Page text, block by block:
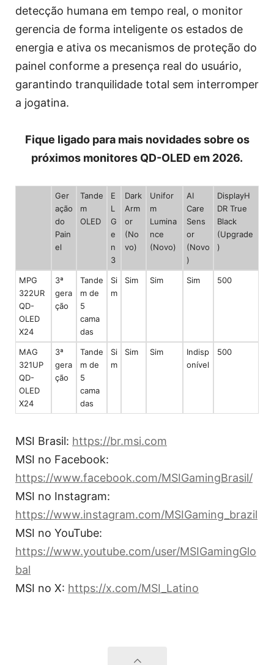
detecção humana em tempo real, o monitor
gerencia de forma inteligente os estados de
energia e ativa os mecanismos de proteção do
painel conforme a presença real do usuário,
garantindo tranquilidade total sem interromper
a jogatina.
Fique ligado para mais novidades sobre os
próximos monitores QD-OLED em 2026.
Ger
ação
do
Pain
el
Tande
m
OLED
E
L
G
e
n
3
Dark
Arm
or
(No
vo)
Unifor
m
Lumina
nce
(Novo)
AI
Care
Sens
or
(Novo
)
DisplayH
DR True
Black
(Upgrade
)
MPG
322UR
QD-
OLED
X24
3ª
gera
ção
Tande
m de
5
cama
das
Si
m
Sim Sim Sim 500
MAG
321UP
QD-
OLED
X24
3ª
gera
ção
Tande
m de
5
cama
das
Si
m
Sim Sim
Indisp
onível
500
MSI Brasil: https://br.msi.com
MSI no Facebook:
https://www.facebook.com/MSIGamingBrasil/
MSI no Instagram:
https://www.instagram.com/MSIGaming_brazil
MSI no YouTube:
https://www.youtube.com/user/MSIGamingGlo
bal
MSI no X: https://x.com/MSI_Latino